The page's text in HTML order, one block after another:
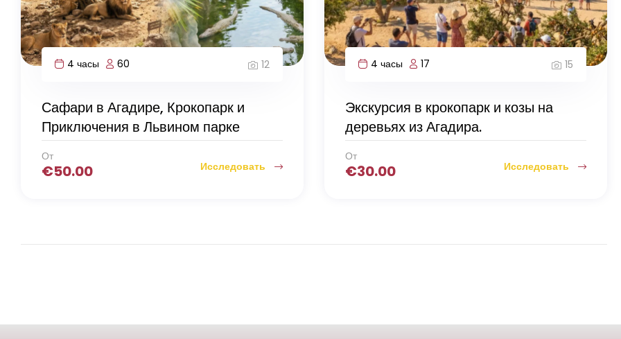
4 часы 60 12
Сафари в Агадире, Крокопарк и
Приключения в Львином парке
От
€50.00 Исследовать
4 часы 17 15
Экскурсия в крокопарк и козы на
деревьях из Агадира.
От
€30.00 Исследовать